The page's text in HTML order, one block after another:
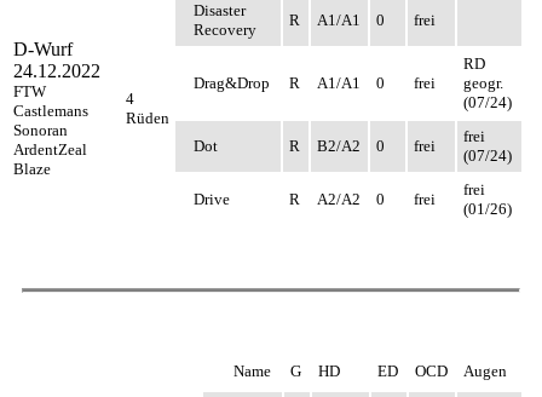
D-Wurf
24.12.2022
FTW
Castlemans
Sonoran
ArdentZeal
Blaze
4
Rüden
Disaster
Recovery
R A1/A1 0 frei
Drag&Drop R A1/A1 0 frei
RD
geogr.
(07/24)
Dot R B2/A2 0 frei
frei
(07/24)
Drive R A2/A2 0 frei
frei
(01/26)
Name G HD ED OCD Augen